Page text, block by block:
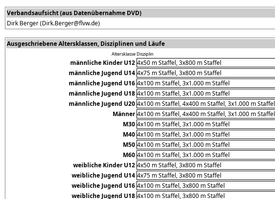
Verbandsaufsicht (aus Datenübernahme DVD)
Dirk Berger (Dirk.Berger@flvw.de)
Ausgeschriebene Altersklassen, Disziplinen und Läufe
AltersklasseDisziplin
männliche Kinder U12 4x50 m Staffel, 3x800 m Staffel
männliche Jugend U14 4x75 m Staffel, 3x800 m Staffel
männliche Jugend U16 4x100 m Staffel, 3x1.000 m Staffel
männliche Jugend U18 4x100 m Staffel, 3x1.000 m Staffel
männliche Jugend U20 4x100 m Staffel, 4x400 m Staffel, 3x1.000 m Staffel
Männer 4x100 m Staffel, 4x400 m Staffel, 3x1.000 m Staffel
M30 4x100 m Staffel, 3x1.000 m Staffel
M40 4x100 m Staffel, 3x1.000 m Staffel
M50 4x100 m Staffel, 3x1.000 m Staffel
M60 4x100 m Staffel, 3x1.000 m Staffel
weibliche Kinder U12 4x50 m Staffel, 3x800 m Staffel
weibliche Jugend U14 4x75 m Staffel, 3x800 m Staffel
weibliche Jugend U16 4x100 m Staffel, 3x800 m Staffel
weibliche Jugend U18 4x100 m Staffel, 3x800 m Staffel